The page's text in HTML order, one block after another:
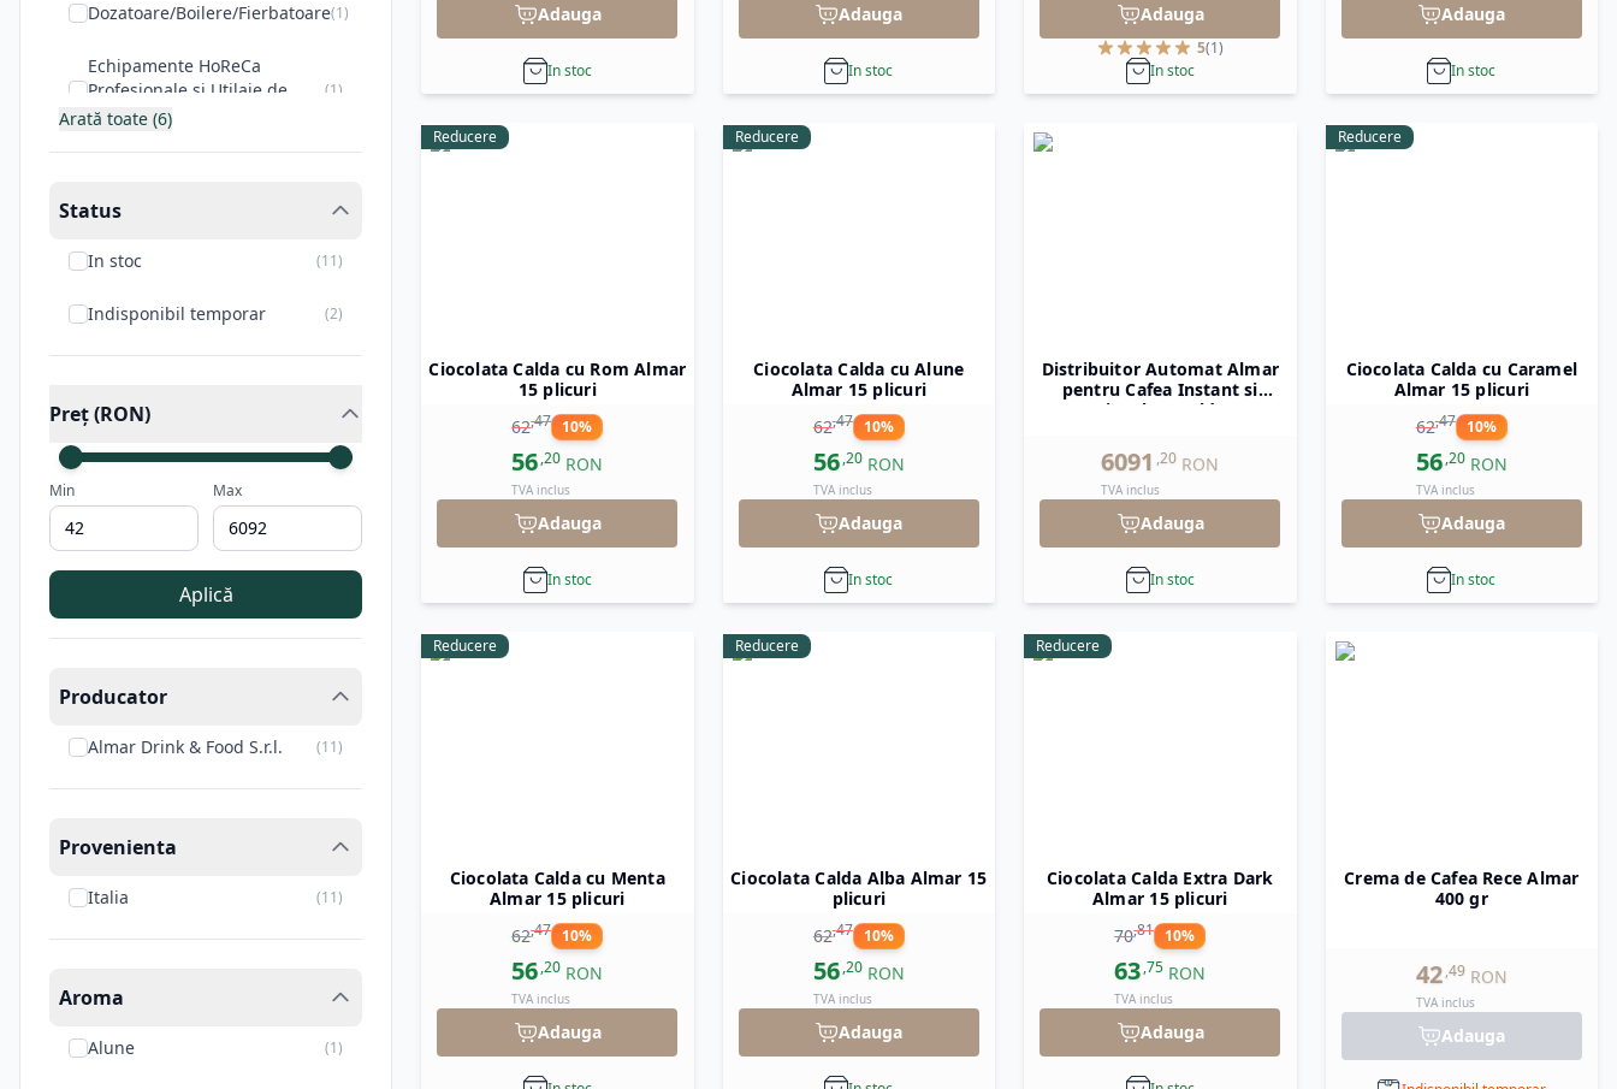
Dozatoare/Boilere/Fierbatoare(1)
Echipamente HoReCa
Profesionale și Utilaje de
Bucătărie
(1)
Arată toate (6)
Status
In stoc (11)
Indisponibil temporar (2)
Preț (RON)
Min Max
Aplică
Producator
Almar Drink & Food S.r.l. (11)
Provenienta
Italia (11)
Aroma
Alune (1)
Adauga
In stoc
Adauga
In stoc
Adauga
5(1)
In stoc
Adauga
In stoc
Reducere
Ciocolata Calda cu Rom Almar
15 plicuri
62,47 10%
56,20 RON
TVA inclus
Adauga
In stoc
Reducere
Ciocolata Calda cu Alune
Almar 15 plicuri
62,47 10%
56,20 RON
TVA inclus
Adauga
In stoc
Distribuitor Automat Almar
pentru Cafea Instant si
Ciocolata Calda
6091 ,20 RON
TVA inclus
Adauga
In stoc
Reducere
Ciocolata Calda cu Caramel
Almar 15 plicuri
62,47 10%
56,20 RON
TVA inclus
Adauga
In stoc
Reducere
Ciocolata Calda cu Menta
Almar 15 plicuri
62,47 10%
56,20 RON
TVA inclus
Adauga
Reducere
Ciocolata Calda Alba Almar 15
plicuri
62,47 10%
56,20 RON
TVA inclus
Adauga
Reducere
Ciocolata Calda Extra Dark
Almar 15 plicuri
70,81 10%
63,75 RON
TVA inclus
Adauga
Crema de Cafea Rece Almar
400 gr
42,49 RON
TVA inclus
Adauga